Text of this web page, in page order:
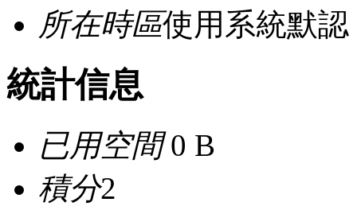
所在時區使用系統默認
統計信息
已用空間0 B
積分2